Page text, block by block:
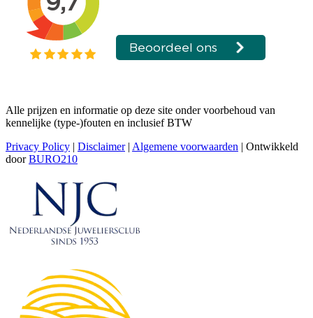
Alle prijzen en informatie op deze site onder voorbehoud van
kennelijke (type-)fouten en inclusief BTW
Privacy Policy | Disclaimer| Algemene voorwaarden | Ontwikkeld
doorBURO210